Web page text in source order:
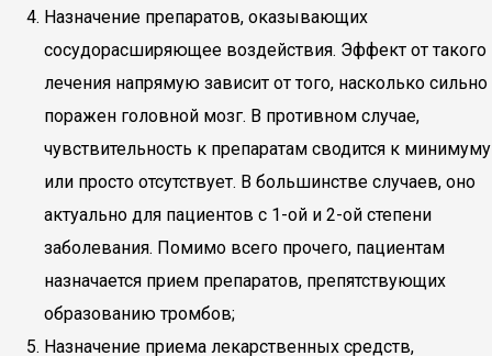
Назначение препаратов, оказывающих
сосудорасширяющее воздействия. Эффект от такого
лечения напрямую зависит от того, насколько сильно
поражен головной мозг. В противном случае,
чувствительность к препаратам сводится к минимуму
или просто отсутствует. В большинстве случаев, оно
актуально для пациентов с 1-ой и 2-ой степени
заболевания. Помимо всего прочего, пациентам
назначается прием препаратов, препятствующих
образованию тромбов;
Назначение приема лекарственных средств,